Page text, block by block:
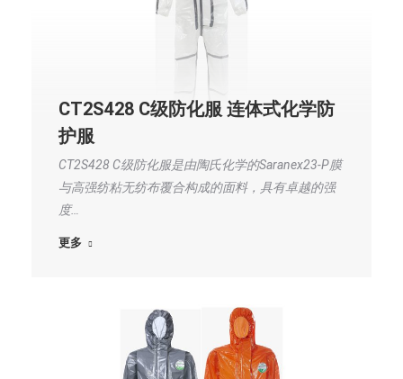
CT2S428 C级防化服 连体式化学防
护服
CT2S428 C级防化服是由陶氏化学的Saranex23-P膜
与高强纺粘无纺布覆合构成的面料，具有卓越的强
度…
更多